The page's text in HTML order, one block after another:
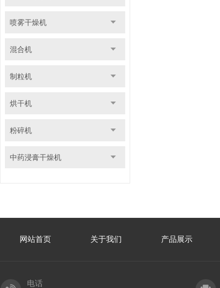
喷雾干燥机
混合机
制粒机
烘干机
粉碎机
中药浸膏干燥机
网站首页 关于我们 产品展示
电话